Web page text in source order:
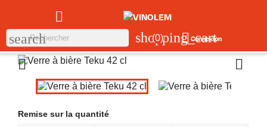

shopping_cart
(0)  Connexion
search


Remise sur la quantité